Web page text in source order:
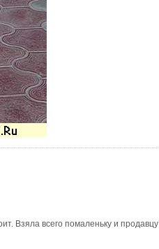
Взяла всего помаленьку и продавцу